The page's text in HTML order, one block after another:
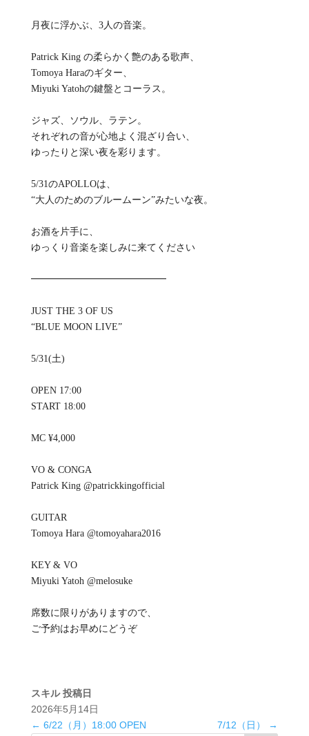
月夜に浮かぶ、3人の音楽。
Patrick King の柔らかく艶のある歌声、
Tomoya Haraのギター、
Miyuki Yatohの鍵盤とコーラス。
ジャズ、ソウル、ラテン。
それぞれの音が心地よく混ざり合い、
ゆったりと深い夜を彩ります。
5/31のAPOLLOは、
“大人のためのブルームーン”みたいな夜。
お酒を片手に、
ゆっくり音楽を楽しみに来てください
━━━━━━━━━━━━━━
JUST THE 3 OF US
“BLUE MOON LIVE”
5/31(土)
OPEN 17:00
START 18:00
MC ¥4,000
VO & CONGA
Patrick King @patrickkingofficial
GUITAR
Tomoya Hara @tomoyahara2016
KEY & VO
Miyuki Yatoh @melosuke
席数に限りがありますので、
ご予約はお早めにどうぞ
スキル 投稿日
2026年5月14日
← 6/22（月）18:00 OPEN 7/12（日）
→